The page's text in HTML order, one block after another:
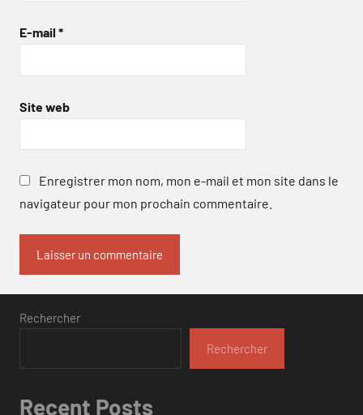
E-mail *
Site web
Enregistrer mon nom, mon e-mail et mon site dans le
navigateur pour mon prochain commentaire.
Rechercher
Rechercher
Recent Posts